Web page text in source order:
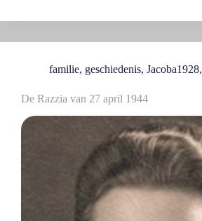
familie, geschiedenis, Jacoba1928,
De Razzia van 27 april 1944